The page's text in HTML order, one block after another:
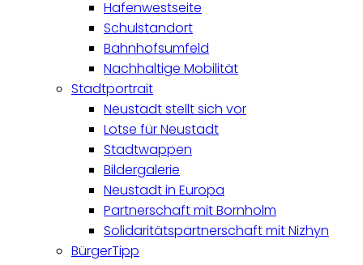
Hafenwestseite
Schulstandort
Bahnhofsumfeld
Nachhaltige Mobilität
Stadtportrait
Neustadt stellt sich vor
Lotse für Neustadt
Stadtwappen
Bildergalerie
Neustadt in Europa
Partnerschaft mit Bornholm
Solidaritätspartnerschaft mit Nizhyn
BürgerTipp